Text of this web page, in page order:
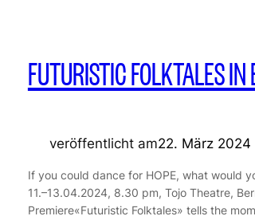
FUTURISTIC FOLKTALES IN
veröffentlicht am22. März 2024
If you could dance for HOPE, what would
11.–13.04.2024, 8.30 pm, Tojo Theatre,
Premiere«Futuristic Folktales» tells the